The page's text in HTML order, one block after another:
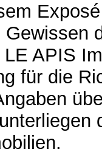
APIS
für die